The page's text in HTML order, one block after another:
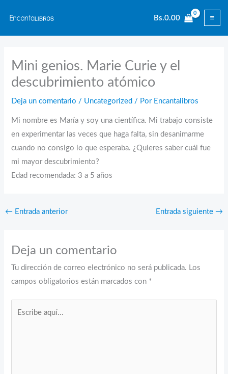
contenido
Bs.0.00
Mini genios. Marie Curie y el
descubrimiento atómico
Deja un comentario / Uncategorized / Por Encantalibros
Mi nombre es María y soy una científica. Mi trabajo consiste
en experimentar las veces que haga falta, sin desanimarme
cuando no consigo lo que esperaba. ¿Quieres saber cuál fue
mi mayor descubrimiento?
Edad recomendada: 3 a 5 años
← Entrada anterior Entrada siguiente →
Deja un comentario
Tu dirección de correo electrónico no será publicada. Los
campos obligatorios están marcados con *